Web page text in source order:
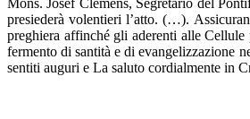
presiederà volentieri l’atto. (…).
preghiera affinché gli aderenti alle Cellule
fermento di santità e di evangelizzazione
sentiti auguri e La saluto cordialmente in